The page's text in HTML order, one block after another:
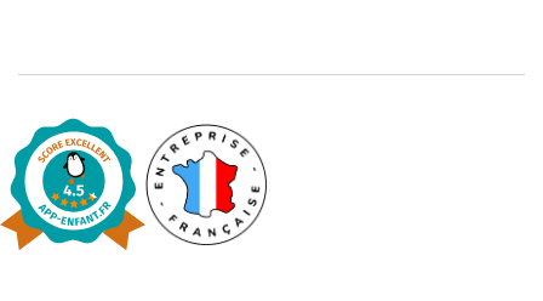
Reading for children
Activities and workshops
Dyslexia and reading disorders